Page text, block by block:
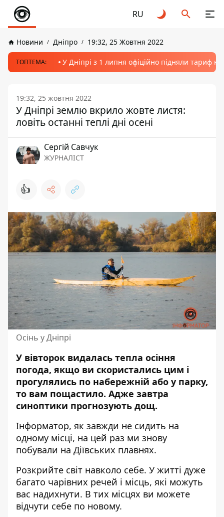
RU
Новини Дніпро 19:32, 25 Жовтня 2022
ТОПТЕМА: У Дніпрі з 1 липня офіційно підняли тариф
19:32, 25 жовтня 2022
У Дніпрі землю вкрило жовте листя:
ловіть останні теплі дні осені
Сергій Савчук
ЖУРНАЛІСТ
👍
Осінь у Дніпрі
У вівторок видалась тепла осіння
погода, якщо ви скористались цим і
прогулялись по набережній або у парку,
то вам пощастило. Адже завтра
синоптики прогнозують дощ.
Інформатор, як завжди не сидить на
одному місці, на цей раз ми знову
побували на Діївських плавнях.
Розкрийте світ навколо себе. У житті дуже
багато чарівних речей і місць, які можуть
вас надихнути. В тих місцях ви можете
відчути себе по новому.